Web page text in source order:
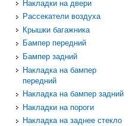
Накладки на двери
Рассекатели воздуха
Крышки багажника
Бампер передний
Бампер задний
Накладка на бампер
передний
Накладка на бампер задний
Накладки на пороги
Накладка на заднее стекло